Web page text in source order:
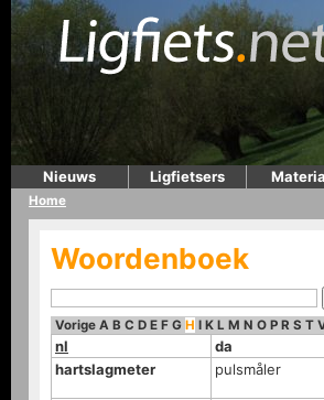
Nieuws Ligfietsers
Home
Woordenboek
Vorige A B C D E F G H I K L M N O P R S T
nl da
hartslagmeter
pulsmåler